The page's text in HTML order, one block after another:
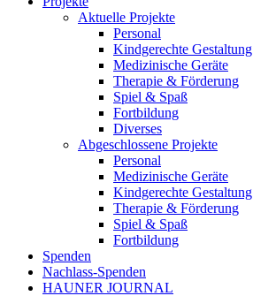
Aktuelle Projekte
Personal
Kindgerechte Gestaltung
Medizinische Geräte
Therapie & Förderung
Spiel & Spaß
Fortbildung
Diverses
Abgeschlossene Projekte
Personal
Medizinische Geräte
Kindgerechte Gestaltung
Therapie & Förderung
Spiel & Spaß
Fortbildung
Spenden
Nachlass-Spenden
HAUNER JOURNAL